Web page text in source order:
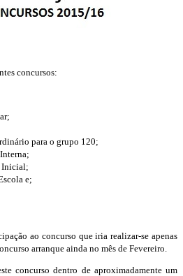
concursos:
para o grupo 120;
Inicial;
e;
ao concurso que iria realizar-se apenas
arranque ainda no mês de Fevereiro.
concurso dentro de aproximadamente um